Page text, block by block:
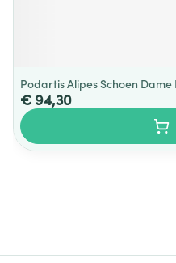
Podartis Alipes Schoen Dame
€ 94,30